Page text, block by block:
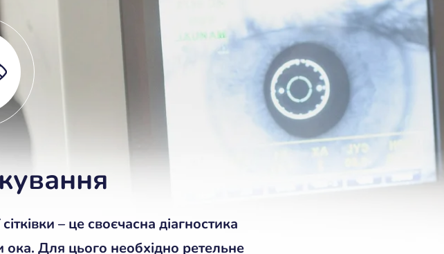
– це своєчасна діагностика
ока. Для цього необхідно ретельне